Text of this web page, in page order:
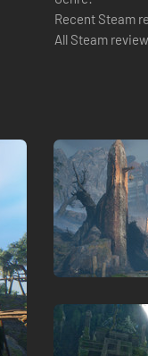
Recent Steam
All Steam